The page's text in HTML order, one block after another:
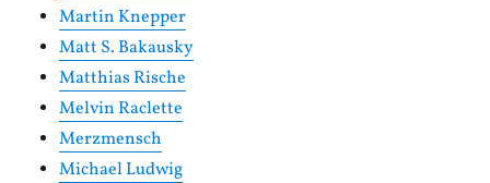
Martin Knepper
Matt S. Bakausky
Matthias Rische
Melvin Raclette
Merzmensch
Michael Ludwig